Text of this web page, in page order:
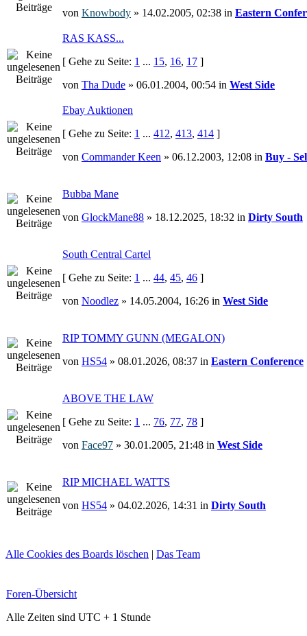
von Knowbody » 14.02.2005, 02:38 in Eastern
RAS KASS...
[ Gehe zu Seite: 1 ... 15, 16, 17 ]
von Tha Dude » 06.01.2004, 00:54 in West Side
Ebay Auktionen
[ Gehe zu Seite: 1 ... 412, 413, 414 ]
von Commander Keen » 06.12.2003, 12:08 in Buy -
Bubba Mane
von GlockMane88 » 18.12.2025, 18:32 in Dirty South
South Central Cartel
[ Gehe zu Seite: 1 ... 44, 45, 46 ]
von Noodlez » 14.05.2004, 16:26 in West Side
RIP TOMMY GUNN (MEGALON)
von HS54 » 08.01.2026, 08:37 in Eastern Conference
ABOVE THE LAW
[ Gehe zu Seite: 1 ... 76, 77, 78 ]
von Face97 » 30.01.2005, 21:48 in West Side
RIP MICHAEL WATTS
von HS54 » 04.02.2026, 14:31 in Dirty South
Alle Cookies des Boards löschen | Das Team
Foren-Übersicht
Alle Zeiten sind UTC + 1 Stunde